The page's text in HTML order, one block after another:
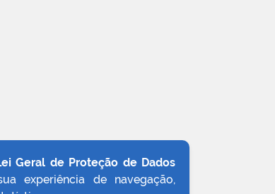
Geral de Proteção de Dados
experiência de navegação,